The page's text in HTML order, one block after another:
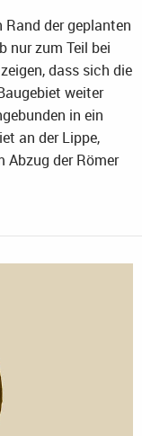
der geplanten
nur zum Teil bei
dass sich die
weiter
in ein
an der Lippe,
Abzug der Römer